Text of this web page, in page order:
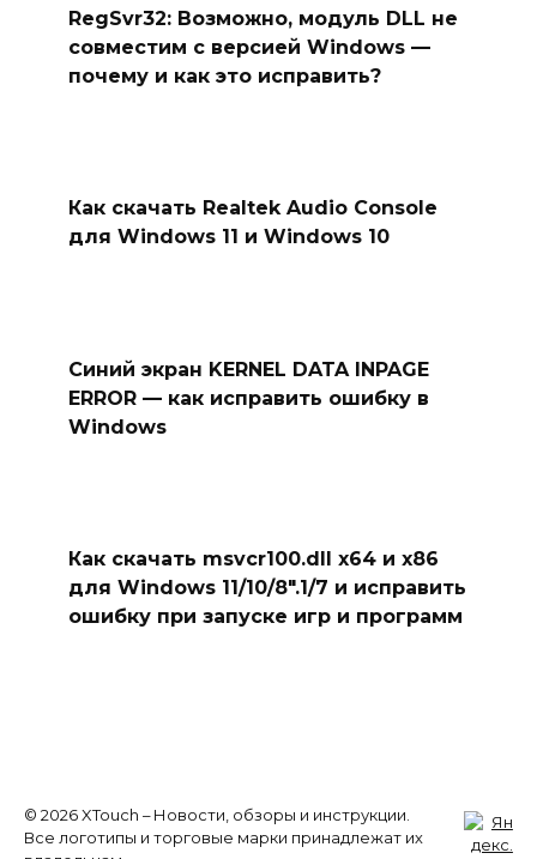
RegSvr32: Возможно, модуль DLL не
совместим с версией Windows —
почему и как это исправить?
Как скачать Realtek Audio Console
для Windows 11 и Windows 10
Синий экран KERNEL DATA INPAGE
ERROR — как исправить ошибку в
Windows
Как скачать msvcr100.dll x64 и x86
для Windows 11/10/8″.1/7 и исправить
ошибку при запуске игр и программ
© 2026 XTouch – Новости, обзоры и инструкции.
Все логотипы и торговые марки принадлежат их